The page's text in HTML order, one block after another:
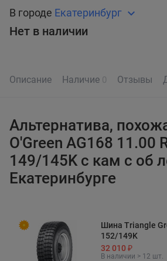
В городе Екатеринбург
Нет в наличии
Описание Наличие 0 Отзывы
Альтернатива,
O'Green AG168 11.00
149/145K с кам с об
Екатеринбурге
Шина Triangle
152/149K
32 010 ₽
В наличии > 12 шт.